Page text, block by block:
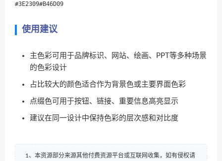
#3E2309#B46D09
使用建议
主色彩可用于品牌标识、网站、绘画、PPT等多种场景
的色彩设计
占比较大的颜色适合作为背景色或主要界面色彩
点缀色可用于按钮、链接、重要信息高亮显示
建议在同一设计中保持色彩的层次感和对比度
1、本资源部分来源其他付费资源平台或互联网收集，如有侵权请